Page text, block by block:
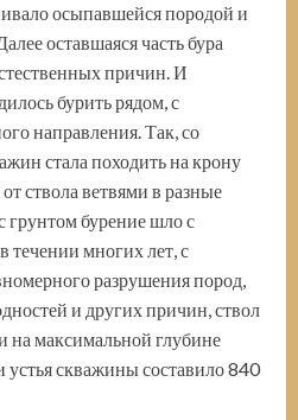
осыпавшейся породой и
оставшаяся часть бура
причин. И
бурить рядом, с
направления. Так, со
стала походить на крону
ствола ветвями в разные
грунтом бурение шло с
течении многих лет, с
разрушения пород,
и других причин, ствол
на максимальной глубине
устья скважины составило 840